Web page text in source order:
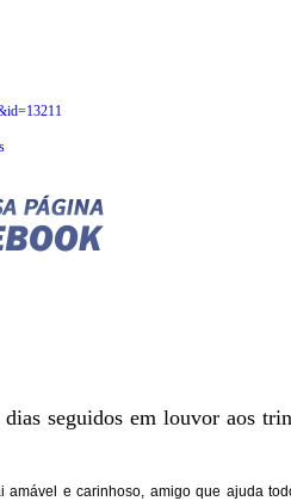
seguidos em louvor aos
e carinhoso, amigo que ajuda